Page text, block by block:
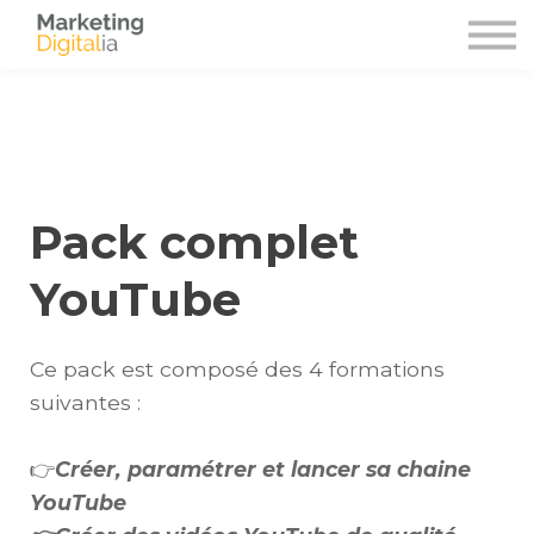
Pack complet
YouTube
Ce pack est composé des 4 formations
suivantes :
👉Créer, paramétrer et lancer sa chaine
YouTube